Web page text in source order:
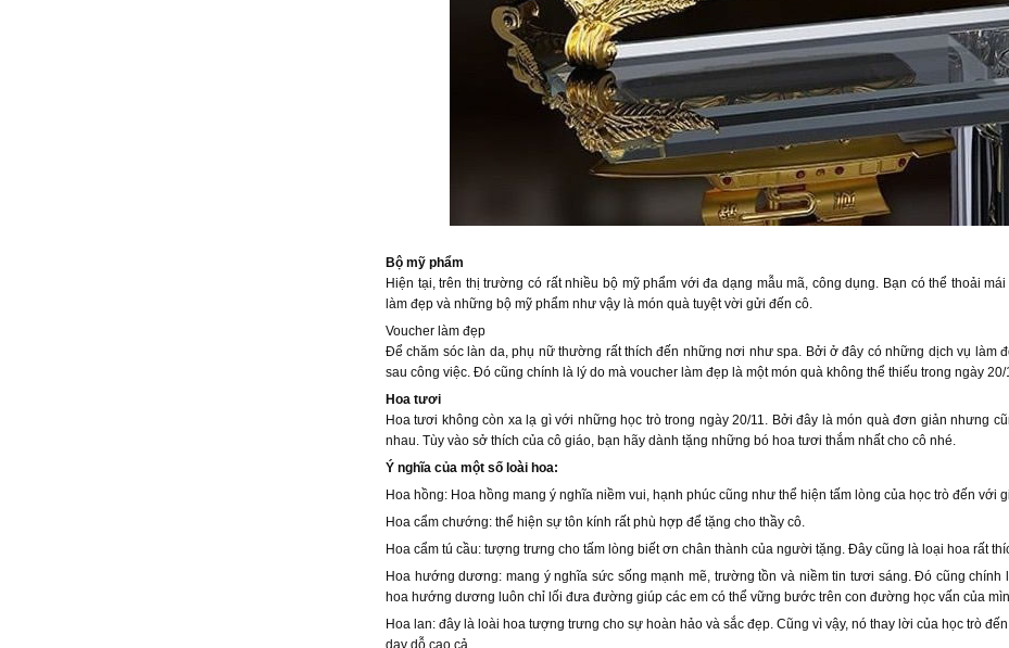
Bộ mỹ phẩm
Hiện tại, trên thị trường có rất nhiều bộ mỹ phẩm với đa dạng mẫu mã, công dụng. Bạn có thể thoải
làm đẹp và những bộ mỹ phẩm như vậy là món quà tuyệt vời gửi đến cô.
Voucher làm đẹp
Để chăm sóc làn da, phụ nữ thường rất thích đến những nơi như spa. Bởi ở đây có những dịch vụ làm
sau công việc. Đó cũng chính là lý do mà voucher làm đẹp là một món quà không thể thiếu trong ngày
Hoa tươi
Hoa tươi không còn xa lạ gì với những học trò trong ngày 20/11. Bởi đây là món quà đơn giản nhưng
nhau. Tùy vào sở thích của cô giáo, bạn hãy dành tặng những bó hoa tươi thắm nhất cho cô nhé.
Ý nghĩa của một số loài hoa:
Hoa hồng: Hoa hồng mang ý nghĩa niềm vui, hạnh phúc cũng như thể hiện tấm lòng của học trò đến với
Hoa cẩm chướng: thể hiện sự tôn kính rất phù hợp để tặng cho thầy cô.
Hoa cẩm tú cầu: tượng trưng cho tấm lòng biết ơn chân thành của người tặng. Đây cũng là loại hoa rất
Hoa hướng dương: mang ý nghĩa sức sống mạnh mẽ, trường tồn và niềm tin tươi sáng. Đó cũng
hoa hướng dương luôn chỉ lối đưa đường giúp các em có thể vững bước trên con đường học vấn của
Hoa lan: đây là loài hoa tượng trưng cho sự hoàn hảo và sắc đẹp. Cũng vì vậy, nó thay lời của học trò
dạy dỗ cao cả.